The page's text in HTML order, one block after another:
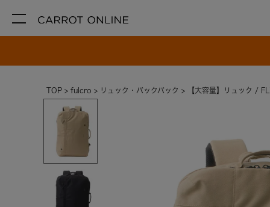
TOP fulcro リュック・バックパック 【大容量】リュック /